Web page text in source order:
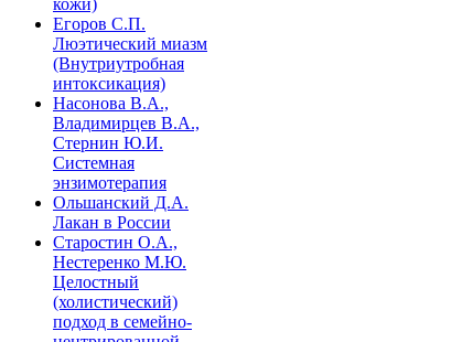
Егоров С.П.
Люэтический миазм
(Внутриутробная
интоксикация)
Насонова В.А.,
Владимирцев В.А.,
Стернин Ю.И.
Системная
энзимотерапия
Ольшанский Д.А.
Лакан в России
Старостин О.А.,
Нестеренко М.Ю.
Целостный
(холистический)
подход в семейно-